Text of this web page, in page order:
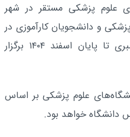
علوم پزشکی مستقر در شهر
و دانشجویان کارآموزی در
عرصه پرستاری، اتاق‌عمل و هوشبری تا پایان اسفند ۱۴۰۴ برگزار
علوم پزشکی بر اساس
دانشگاه خواهد بود.